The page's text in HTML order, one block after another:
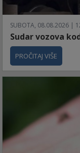
SUBOTA, 08.08.2026 |
Sudar vozova
PROČITAJ VIŠE